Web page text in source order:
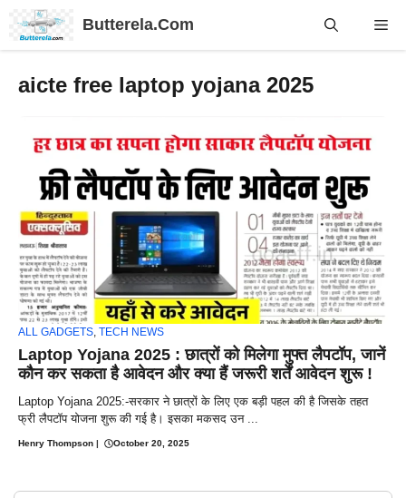
Butterela.Com
aicte free laptop yojana 2025
ALL GADGETS, TECH NEWS
Laptop Yojana 2025 : छात्रों को मिलेगा मुफ्त लैपटॉप, जानें
कौन कर सकता है आवेदन और क्या हैं जरूरी शर्तें आवेदन शुरू !
Laptop Yojana 2025:-सरकार ने छात्रों के लिए एक बड़ी पहल की है जिसके तहत
फ्री लैपटॉप योजना शुरू की गई है। इसका मकसद उन ...
Henry Thompson October 20, 2025